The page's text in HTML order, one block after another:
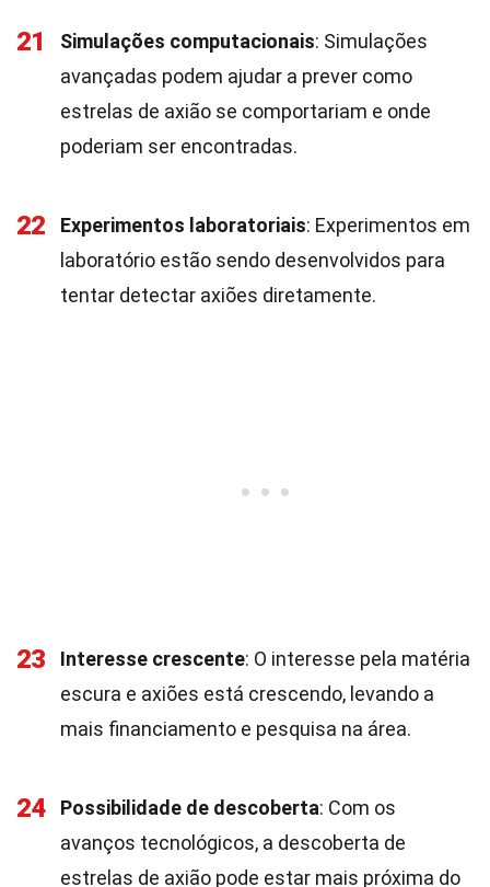
21 Simulações computacionais: Simulações
avançadas podem ajudar a prever como
estrelas de axião se comportariam e onde
poderiam ser encontradas.
22 Experimentos laboratoriais: Experimentos em
laboratório estão sendo desenvolvidos para
tentar detectar axiões diretamente.
23 Interesse crescente: O interesse pela matéria
escura e axiões está crescendo, levando a
mais financiamento e pesquisa na área.
24 Possibilidade de descoberta: Com os
avanços tecnológicos, a descoberta de
estrelas de axião pode estar mais próxima do